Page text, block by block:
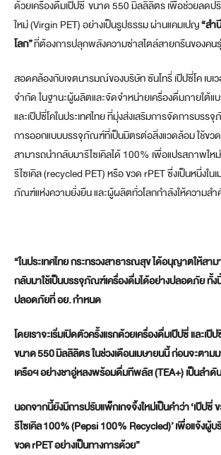
ด้วยเครื่องดื่มเป๊ปซี่ ขนาด 550 มิลลิลิตร เพื่อช่วยลด
ใหม่ (Virgin PET) อย่างเป็นรูปธรรม ผ่านแคมเปญ“สำ
โลก”ที่ต้องการปลุกพลังความซ่าสไตล์สายกรีนของคน
สอดคล้องกับเจตนารมณ์ของบริษัท ซันโทรี่ เป๊ปซี่โค เบเว
จำกัด ในฐานะผู้ผลิตและจัดจำหน่ายเครื่องดื่มภายใต้แ
และเป๊ปซี่โคในประเทศไทย ที่มุ่งส่งเสริมการจัดการบร
การออกแบบบรรจุภัณฑ์ที่เป็นมิตรต่อสิ่งแวดล้อม ใช้ข
สามารถนำกลับมารีไซเคิลได้ 100% เพื่อแปรสภาพใ
รีไซเคิล (recycled PET) หรือ ขวด rPET ซึ่งเป็นหนึ่งใน
ภัณฑ์แห่งความยั่งยืน และผู้ผลิตทั่วโลกกำลังให้ความส
“ในประเทศไทย กระทรวงสาธารณสุข ได้อนุญาตให้สาม
กลับมาใช้เป็นบรรจุภัณฑ์เครื่องดื่มได้อย่างปลอดภัย ทั้
ปลอดภัยที่ อย.กำหนด
โดยเราจะเริ่มเปิดตัวครั้งแรกด้วยเครื่องดื่มเป๊ปซี่ และเป๊
ขนาด550มิลลิลิตร ในช่วงเดือนเมษายนนี้ ก่อนจะตา
เครือฯ อย่างชาอู่หลงพร้อมดื่มทีพลัส (TEA+) เป็นลำดั
นอกจากนี้ยังมีการปรับแพ็กเกจจิ้งใหม่เป็นคำว่า‘เป๊ปซี่
รีไซเคิล100%(Pepsi 100% Recycled)’เพื่อแจ้งผู้บ
ขวดrPETอย่างเป็นทางการด้วย”